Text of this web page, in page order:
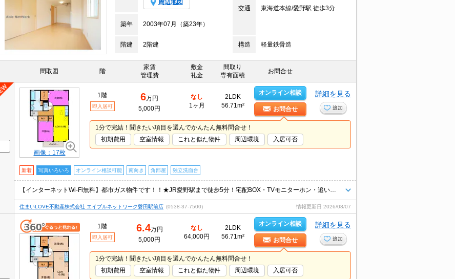
周辺地図
交通
東海道本線/愛野駅 徒歩3分
築年 2003年07月（築23年）
階建 2階建 構造 軽量鉄骨造
間取図 階
家賃
管理費
敷金
礼金
間取り
専有面積
お問合せ
画像：17枚
1階
即入居可
6万円
5,000円
なし
1ヶ月
2LDK
56.71m²
オンライン相談
お問合せ
詳細を見る
追加
1分で完結！聞きたい項目を選んでかんたん無料問合せ！
初期費用
空室情報 これと似た物件 周辺環境 入居可否
新着 写真いろいろ オンライン相談可能 南向き 角部屋 独立洗面台
住まいLOVE不動産株式会社 エイブルネットワーク磐田駅前店 (0538-37-7500) 情報更新日 2026/08/07
1階
即入居可
6.4万円
5,000円
なし
64,000円
2LDK
56.71m²
オンライン相談
お問合せ
詳細を見る
追加
1分で完結！聞きたい項目を選んでかんたん無料問合せ！
初期費用
空室情報 これと似た物件 周辺環境 入居可否